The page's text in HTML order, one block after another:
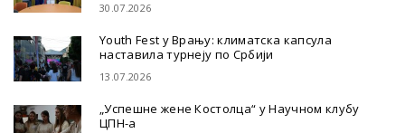
30.07.2026
Youth Fest у Врању: климатска капсула
наставила турнеју по Србији
13.07.2026
„Успешне жене Костолца“ у Научном клубу
ЦПН-а